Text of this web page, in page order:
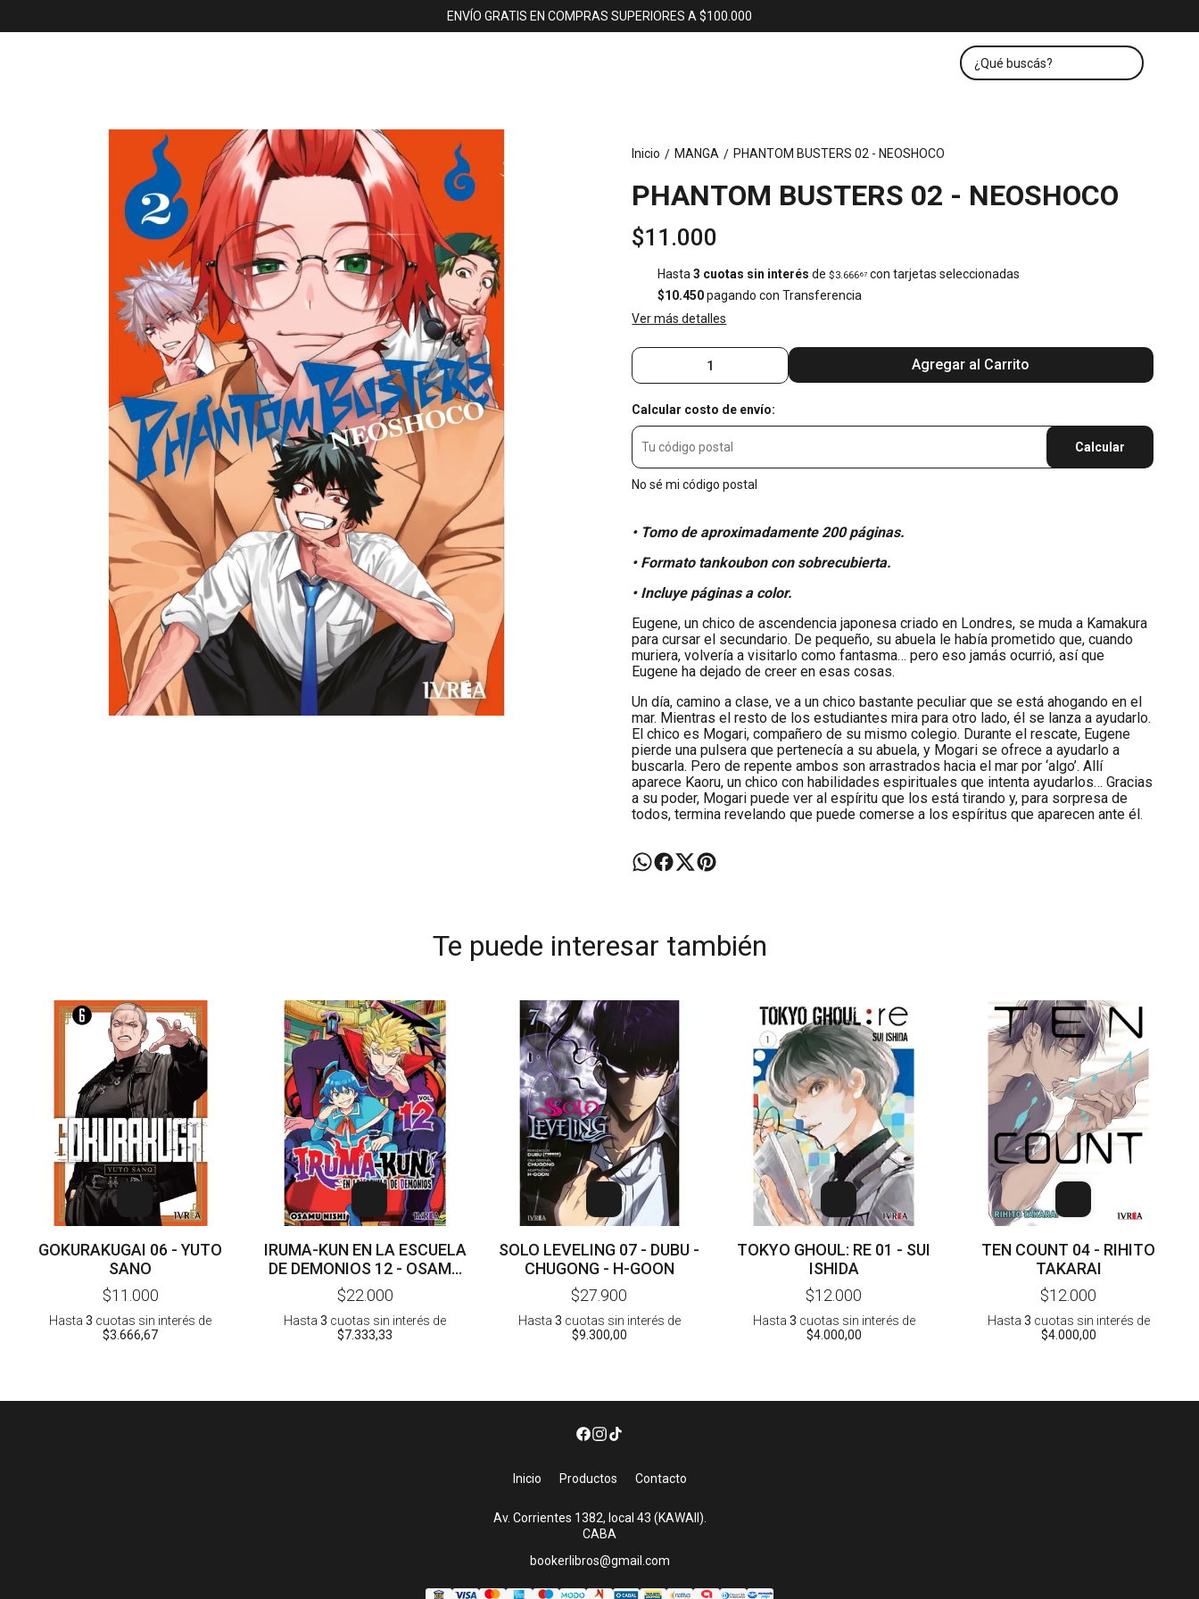
ENVÍO GRATIS EN COMPRAS SUPERIORES A $100.000
Inicio / MANGA / PHANTOM BUSTERS 02 - NEOSHOCO
PHANTOM BUSTERS 02 - NEOSHOCO
$11.000
Hasta3 cuotas sin interés de$3.66667 con tarjetas seleccionadas
$10.450pagando con Transferencia
Ver más detalles
Agregar al Carrito
Calcular costo de envío:
Calcular
No sé mi código postal
• Tomo de aproximadamente 200 páginas.
• Formato tankoubon con sobrecubierta.
• Incluye páginas a color.
Eugene, un chico de ascendencia japonesa criado en Londres, se muda a Kamakura
para cursar el secundario. De pequeño, su abuela le había prometido que, cuando
muriera, volvería a visitarlo como fantasma… pero eso jamás ocurrió, así que
Eugene ha dejado de creer en esas cosas.
Un día, camino a clase, ve a un chico bastante peculiar que se está ahogando en el
mar. Mientras el resto de los estudiantes mira para otro lado, él se lanza a ayudarlo.
El chico es Mogari, compañero de su mismo colegio. Durante el rescate, Eugene
pierde una pulsera que pertenecía a su abuela, y Mogari se ofrece a ayudarlo a
buscarla. Pero de repente ambos son arrastrados hacia el mar por ‘algo’. Allí
aparece Kaoru, un chico con habilidades espirituales que intenta ayudarlos… Gracias
a su poder, Mogari puede ver al espíritu que los está tirando y, para sorpresa de
todos, termina revelando que puede comerse a los espíritus que aparecen ante él.
Te puede interesar también
GOKURAKUGAI 06 - YUTO
SANO
$11.000
Hasta3 cuotas sin interés de
$3.666,67
IRUMA-KUN EN LA ESCUELA
DE DEMONIOS 12 - OSAMU
NISHI
$22.000
Hasta3 cuotas sin interés de
$7.333,33
SOLO LEVELING 07 - DUBU -
CHUGONG - H-GOON
$27.900
Hasta 3 cuotas sin interés de
$9.300,00
TOKYO GHOUL: RE 01 - SUI
ISHIDA
$12.000
Hasta 3 cuotas sin interés de
$4.000,00
TEN COUNT 04 - RIHITO
TAKARAI
$12.000
Hasta 3 cuotas sin interés de
$4.000,00
Inicio Productos Contacto
Av. Corrientes 1382, local 43 (KAWAII).
CABA
bookerlibros@gmail.com